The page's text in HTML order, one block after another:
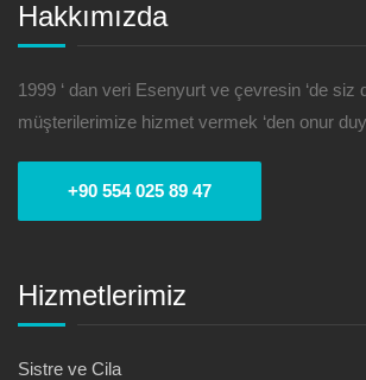
Hakkımızda
1999 ‘ dan veri Esenyurt ve çevresin ‘de siz
müşterilerimize hizmet vermek ‘den onur
+90 554 025 89 47
Hizmetlerimiz
Sistre ve Cila